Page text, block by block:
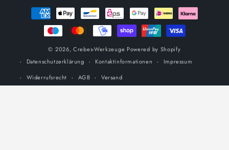
Zahlungsmethoden
© 2026,Crebes-Werkzeuge Powered by Shopify
Datenschutzerklärung
Kontaktinformationen
Impressum
Widerrufsrecht
AGB Versand